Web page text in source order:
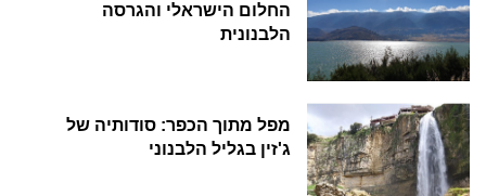
החלום הישראלי והגרסה
הלבנונית
מפל מתוך הכפר: סודותיה של
ג'זין בגליל הלבנוני